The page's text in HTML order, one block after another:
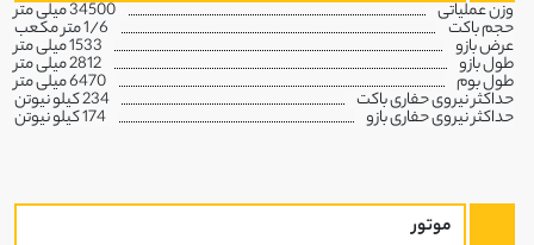
وزن عملیاتی 34500 میلی متر
حجم باکت 1/6 متر مکعب
عرض بازو 1533 میلی متر
طول بازو 2812 میلی متر
طول بوم 6470 میلی متر
حداکثر نیروی حفاری باکت 234 کیلو نیوتن
حداکثر نیروی حفاری بازو 174 کیلو نیوتن
موتور